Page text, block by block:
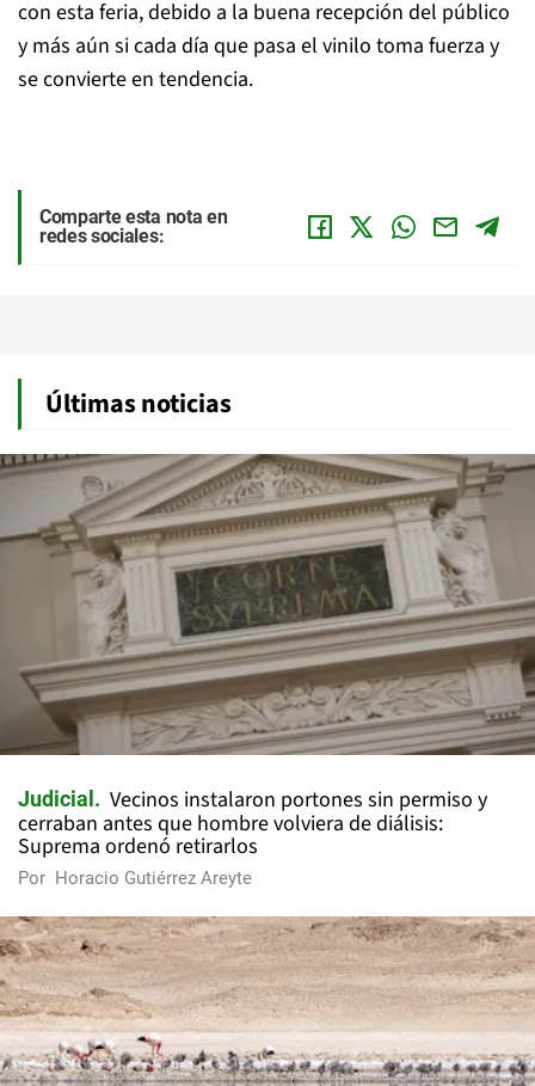
con esta feria, debido a la buena recepción del público
y más aún si cada día que pasa el vinilo toma fuerza y
se convierte en tendencia.
Comparte esta nota en
redes sociales:
Últimas noticias
Judicial
Vecinos instalaron portones sin permiso y
cerraban antes que hombre volviera de diálisis:
Suprema ordenó retirarlos
Por Horacio Gutiérrez Areyte